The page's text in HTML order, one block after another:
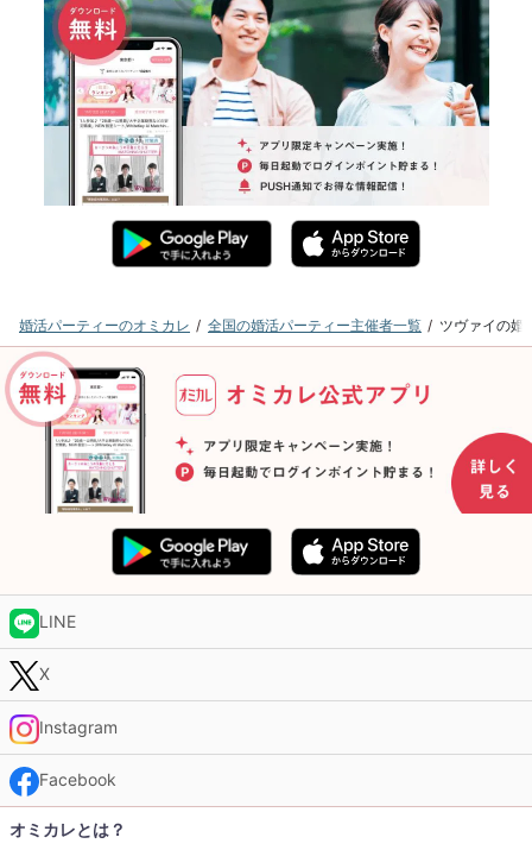
婚活パーティーのオミカレ 全国の婚活パーティー主催者一覧 ツヴァイの婚
LINE
X
Instagram
Facebook
オミカレとは？